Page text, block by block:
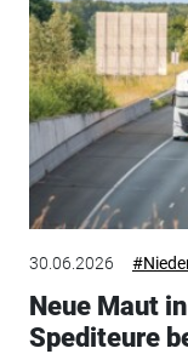
30.06.2026
Neue Maut
Spediteure